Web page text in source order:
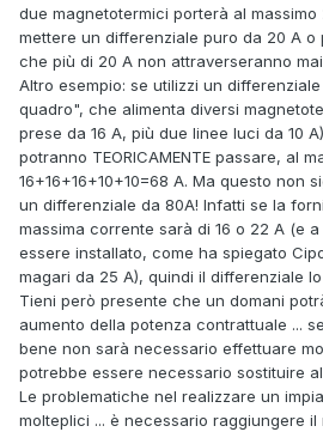
due magnetotermici porterà al
mettere un differenziale puro da 20 A o
che più di 20 A non attraverseranno
Altro esempio: se utilizzi un
quadro", che alimenta diversi
prese da 16 A, più due linee luci da 10
potranno TEORICAMENTE passare, al
16+16+16+10+10=68 A. Ma questo non
un differenziale da 80A! Infatti se la
massima corrente sarà di 16 o 22 A (e
essere installato, come ha spiegato
magari da 25 A), quindi il differenziale
Tieni però presente che un domani
aumento della potenza contrattuale ...
bene non sarà necessario effettuare
potrebbe essere necessario sostituire
Le problematiche nel realizzare un
molteplici ... è necessario raggiungere il